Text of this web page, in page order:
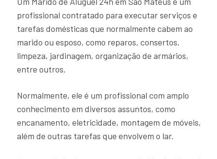
profissional contratado para executar serviços e
tarefas domésticas que normalmente cabem ao
marido ou esposo, como reparos, consertos,
limpeza, jardinagem, organização de armários,
entre outros.
Normalmente, ele é um profissional com amplo
conhecimento em diversos assuntos, como
encanamento, eletricidade, montagem de móveis,
além de outras tarefas que envolvem o lar.